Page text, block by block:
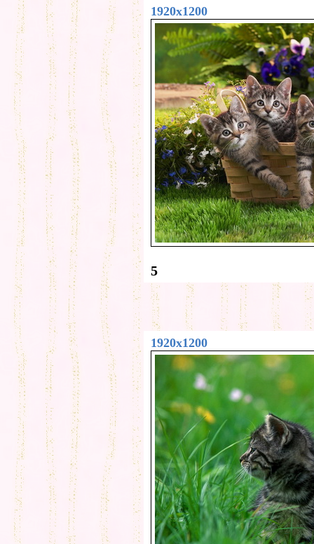
1920x1200
5
1920x1200